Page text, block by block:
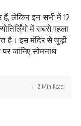
लेकिन इन सभी में 12
में सबसे पहला
है। इस मंदिर से जुड़ी
जानिए सोमनाथ
2 Min Read